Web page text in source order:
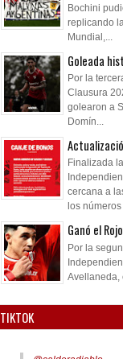
Bochini
replicando
Mundial,...
Goleada
Por la
Clausura
golearon a
Domín...
Finalizada
cercana a
los números
Ganó el
Por la
Avellaneda,
TIKTOK